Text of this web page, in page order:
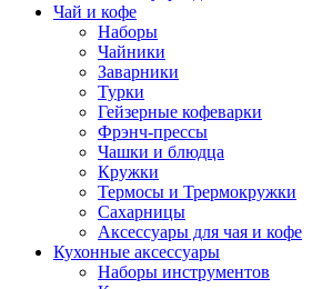
Чай и кофе
Наборы
Чайники
Заварники
Турки
Гейзерные кофеварки
Фрэнч-прессы
Чашки и блюдца
Кружки
Термосы и Трермокружки
Сахарницы
Аксессуары для чая и кофе
Кухонные аксессуары
Наборы инструментов